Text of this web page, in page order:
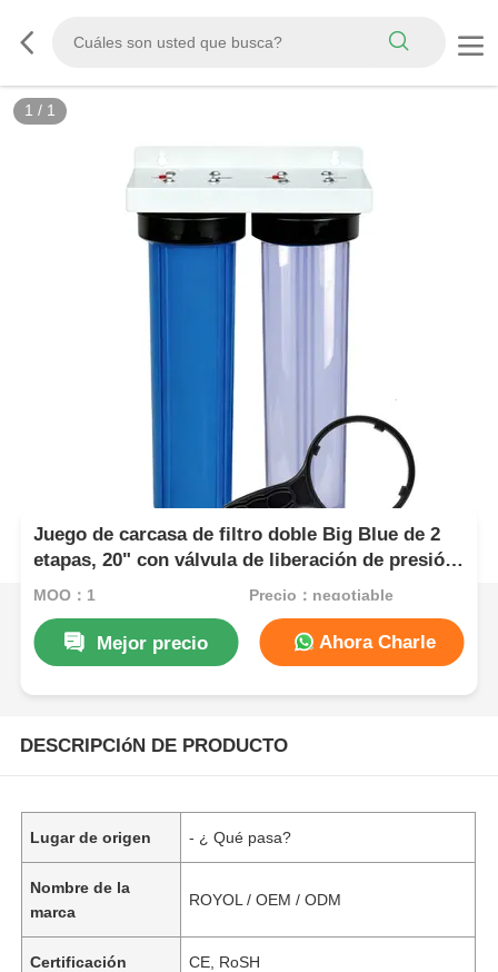
1 / 1
Juego de carcasa de filtro doble Big Blue de 2
etapas, 20" con válvula de liberación de presión
y juntas tóricas dobles
MOQ：1 Precio：negotiable
Mejor precio Ahora Charle
DESCRIPCIóN DE PRODUCTO
Lugar de origen - ¿ Qué pasa?
Nombre de la
marca
ROYOL / OEM / ODM
Certificación CE, RoSH